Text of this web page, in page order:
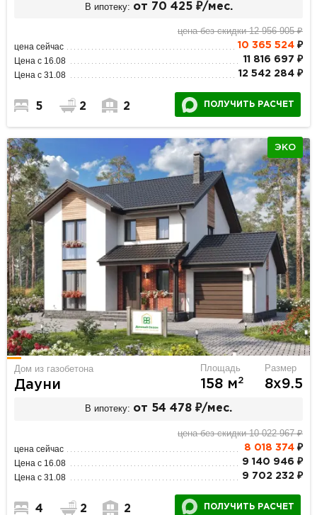
В ипотеку: от 70 425 ₽/мес.
цена без скидки 12 956 905 ₽
цена сейчас 10 365 524₽
Цена с 16.08 11 816 697 ₽
Цена с 31.08 12 542 284 ₽
5 2 2 ПОЛУЧИТЬ РАСЧЕТ
ЭКО
Дом из газобетона
Дауни
Площадь
158 м2
Размер
8х9.5
В ипотеку: от 54 478 ₽/мес.
цена без скидки 10 022 967 ₽
цена сейчас 8 018 374₽
Цена с 16.08 9 140 946 ₽
Цена с 31.08 9 702 232 ₽
4 2 2 ПОЛУЧИТЬ РАСЧЕТ